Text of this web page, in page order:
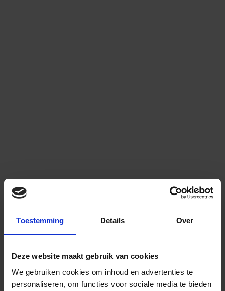
Toestemming Details Over
Deze website maakt gebruik van cookies
We gebruiken cookies om inhoud en advertenties te
personaliseren, om functies voor sociale media te bieden